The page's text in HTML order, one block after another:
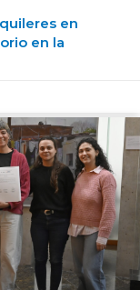
en
en la